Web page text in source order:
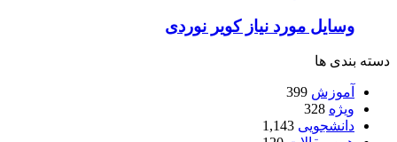
وسایل مورد نیاز کویر نوردی
دسته بندی ها
آموزش 399
ویژه 328
دانشجویی 1,143